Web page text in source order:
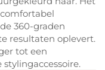
360-graden
resultaten oplevert.
tot een